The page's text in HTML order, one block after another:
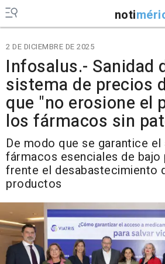
noti
2 DE DICIEMBRE DE 2025
Infosalus.- Sanidad
sistema de precios
que "no erosione el
los fármacos sin
De modo que se garantice
fármacos esenciales de bajo
frente el desabastecimiento
productos